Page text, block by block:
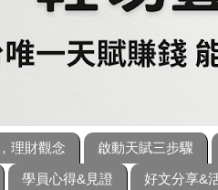
理財觀念 啟動天賦三步驟
學員心得&見證 好文分享&